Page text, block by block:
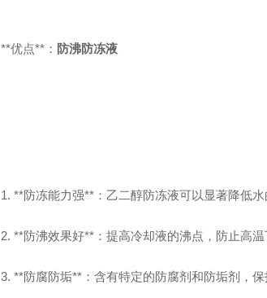
**优点**： 防沸防冻液
1. **防冻能力强**：乙二醇防冻液可以显著降低
2. **防沸效果好**：提高冷却液的沸点，防止高
3. **防腐防垢**：含有特定的防腐剂和防垢剂，